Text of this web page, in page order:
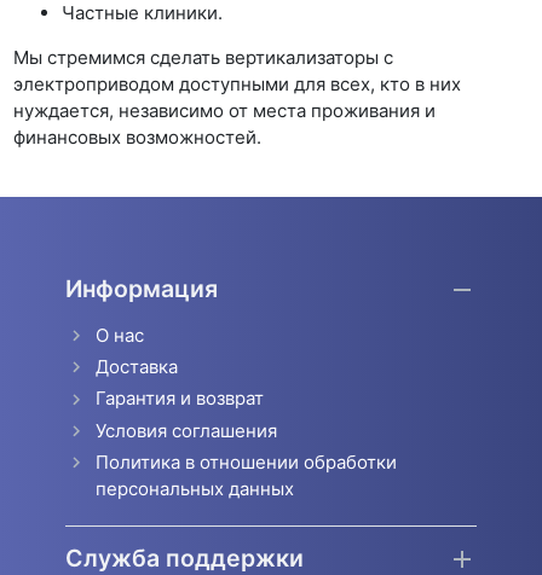
Частные клиники.
Мы стремимся сделать вертикализаторы с
электроприводом доступными для всех, кто в них
нуждается, независимо от места проживания и
финансовых возможностей.
Информация
О нас
Доставка
Гарантия и возврат
Условия соглашения
Политика в отношении обработки
персональных данных
Служба поддержки